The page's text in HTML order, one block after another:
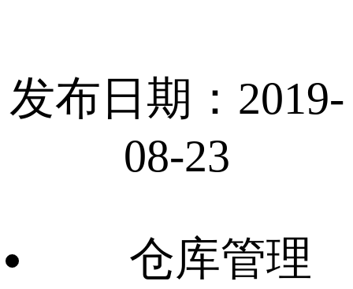
发布日期：2019-
08-23
仓库管理